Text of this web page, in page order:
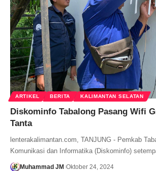
ARTIKEL BERITA KALIMANTAN SELATAN
Diskominfo Tabalong Pasang Wifi
Tanta
lenterakalimantan.com, TANJUNG - Pemkab
Komunikasi dan Informatika (Diskominfo)
Muhammad JM Oktober 24, 2024